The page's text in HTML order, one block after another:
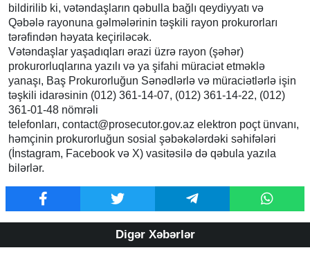
bildirilib ki, vətəndaşların qəbulla bağlı qeydiyyatı və
Qəbələ rayonuna gəlmələrinin təşkili rayon prokurorları
tərəfindən həyata keçiriləcək.
Vətəndaşlar yaşadıqları ərazi üzrə rayon (şəhər)
prokurorluqlarına yazılı və ya şifahi müraciət etməklə
yanaşı, Baş Prokurorluğun Sənədlərlə və müraciətlərlə işin
təşkili idarəsinin (012) 361-14-07, (012) 361-14-22, (012)
361-01-48 nömrəli
telefonları, contact@prosecutor.gov.az elektron poçt ünvanı,
həmçinin prokurorluğun sosial şəbəkələrdəki səhifələri
(İnstagram, Facebook və X) vasitəsilə də qəbula yazıla
bilərlər.
Digər Xəbərlər